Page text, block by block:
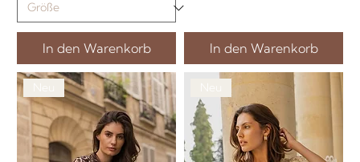
In den Warenkorb In den Warenkorb